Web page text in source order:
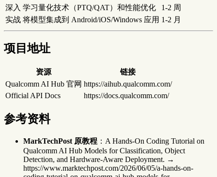
深入 学习量化技术（PTQ/QAT）和性能优化
1-2 周
实战 将模型集成到 Android/iOS/Windows 应用 1-2 月
项目地址
资源
链接
Qualcomm AI Hub 官网 https://aihub.qualcomm.com/
Official API Docs
https://docs.qualcomm.com/
参考资料
MarkTechPost 原教程 ：A Hands-On Coding Tutorial on
Qualcomm AI Hub Models for Classification, Object
Detection, and Hardware-Aware Deployment. →
https://www.marktechpost.com/2026/06/05/a-hands-on-